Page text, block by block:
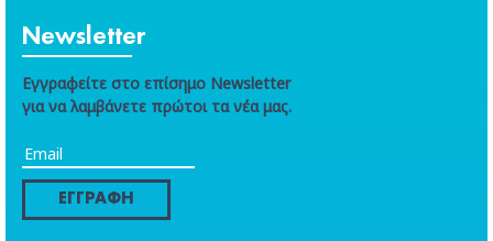
Newsletter
Εγγραφείτε στο επίσημο Newsletter
για να λαμβάνετε πρώτοι τα νέα μας.
ΕΓΓΡΑΦΗ